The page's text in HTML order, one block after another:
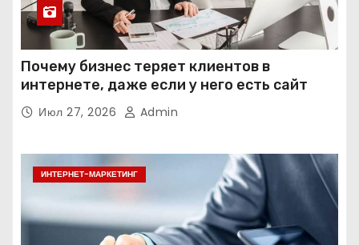
Почему бизнес теряет клиентов в
интернете, даже если у него есть сайт
Июл 27, 2026 Admin
ИНТЕРНЕТ-МАРКЕТИНГ